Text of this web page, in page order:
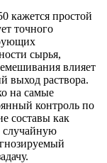
кажется простой
точного
сырья,
влияет
выход раствора.
на самые
контроль по
составы как
случайную